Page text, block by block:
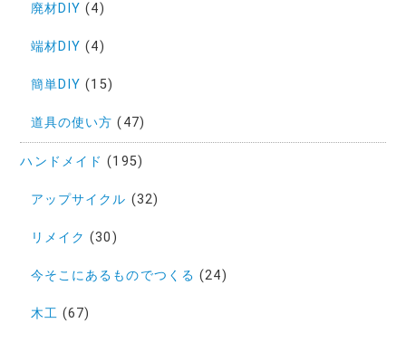
廃材DIY (4)
端材DIY (4)
簡単DIY (15)
道具の使い方 (47)
ハンドメイド (195)
アップサイクル (32)
リメイク (30)
今そこにあるものでつくる (24)
木工 (67)